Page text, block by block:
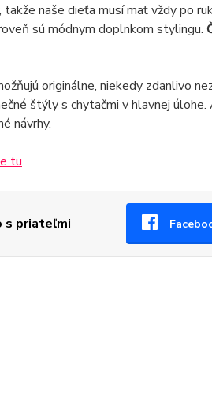
naše dieťa musí mať vždy po
sú módnym doplnkom stylingu.
originálne, niekedy zdanlivo
štýly s chytačmi v hlavnej úlohe.
návrhy.
tu
s priateľmi